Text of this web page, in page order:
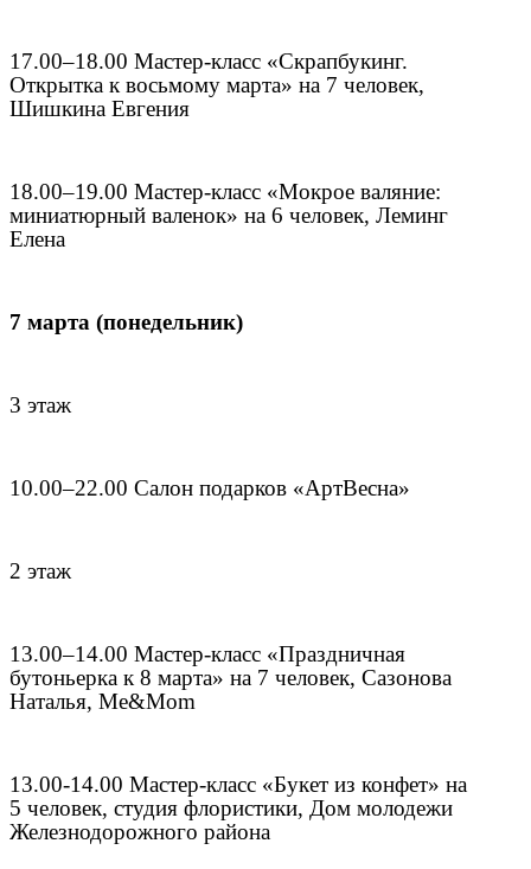
17.00–18.00 Мастер-класс «Скрапбукинг.
Открытка к восьмому марта» на 7 человек,
Шишкина Евгения
18.00–19.00 Мастер-класс «Мокрое валяние:
миниатюрный валенок» на 6 человек, Леминг
Елена
7 марта (понедельник)
3 этаж
10.00–22.00 Салон подарков «АртВесна»
2 этаж
13.00–14.00 Мастер-класс «Праздничная
бутоньерка к 8 марта» на 7 человек, Сазонова
Наталья, Me&Mom
13.00-14.00 Мастер-класс «Букет из конфет» на
5 человек, студия флористики, Дом молодежи
Железнодорожного района